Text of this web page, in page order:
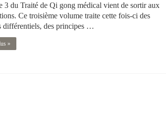
3 du Traité de Qi gong médical vient de sortir aux
Ce troisième volume traite cette fois-ci des
différentiels, des principes …
»